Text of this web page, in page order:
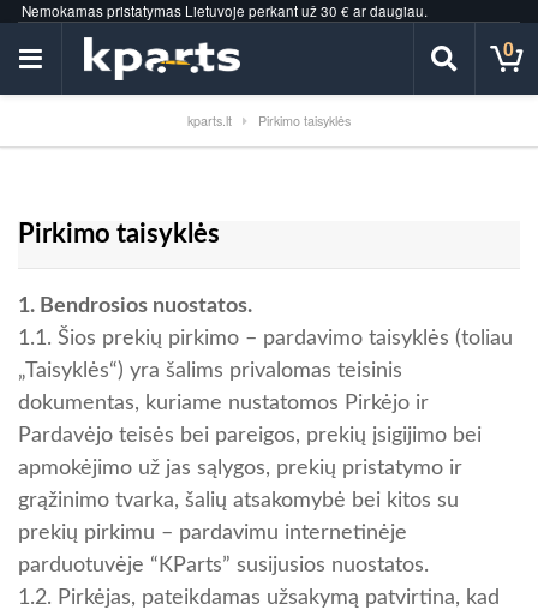
Nemokamas pristatymas Lietuvoje perkant už 30 € ar daugiau.
0
kparts.lt Pirkimo taisyklės
Pirkimo taisyklės
1. Bendrosios nuostatos.
1.1. Šios prekių pirkimo – pardavimo taisyklės (toliau
„Taisyklės“) yra šalims privalomas teisinis
dokumentas, kuriame nustatomos Pirkėjo ir
Pardavėjo teisės bei pareigos, prekių įsigijimo bei
apmokėjimo už jas sąlygos, prekių pristatymo ir
grąžinimo tvarka, šalių atsakomybė bei kitos su
prekių pirkimu – pardavimu internetinėje
parduotuvėje “KParts” susijusios nuostatos.
1.2. Pirkėjas, pateikdamas užsakymą patvirtina, kad